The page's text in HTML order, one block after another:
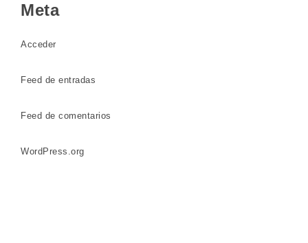
Meta
Acceder
Feed de entradas
Feed de comentarios
WordPress.org